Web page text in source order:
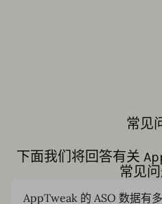
常见
下面我们将回答有关
常见问
AppTweak 的 ASO 数据有多